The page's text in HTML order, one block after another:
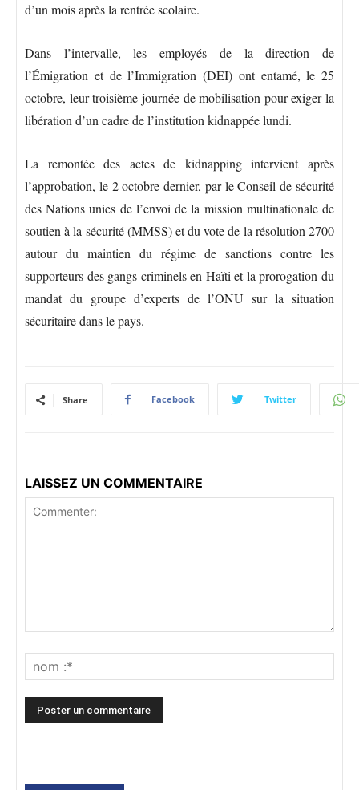
d’un mois après la rentrée scolaire.
Dans l’intervalle, les employés de la direction de
l’Émigration et de l’Immigration (DEI) ont entamé, le 25
octobre, leur troisième journée de mobilisation pour exiger la
libération d’un cadre de l’institution kidnappée lundi.
La remontée des actes de kidnapping intervient après
l’approbation, le 2 octobre dernier, par le Conseil de sécurité
des Nations unies de l’envoi de la mission multinationale de
soutien à la sécurité (MMSS) et du vote de la résolution 2700
autour du maintien du régime de sanctions contre les
supporteurs des gangs criminels en Haïti et la prorogation du
mandat du groupe d’experts de l’ONU sur la situation
sécuritaire dans le pays.
Share Facebook Twitter
LAISSEZ UN COMMENTAIRE